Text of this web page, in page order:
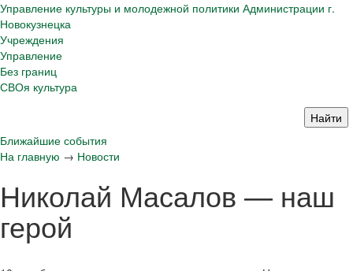
Управление культуры и молодежной политики Администрации г.
Новокузнецка
Учреждения
Управление
Без границ
СВОя культура
Ближайшие события
На главную → Новости
Николай Масалов — наш
герой